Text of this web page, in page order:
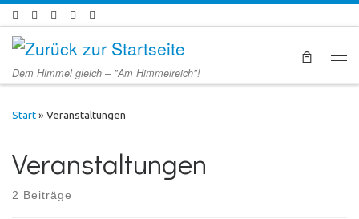
Zum Inhalt springen
Dem Himmel gleich – "Am Himmelreich"!
Start » Veranstaltungen
Veranstaltungen
2 Beiträge